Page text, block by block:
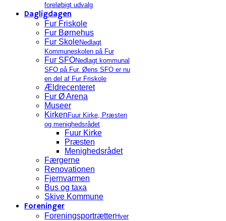
foreløbigt udvalg
Dagligdagen
Fur Friskole
Fur Børnehus
Fur SkoleNedlagt
Kommuneskolen på Fur
Fur SFONedlagt kommunal
SFO på Fur. Øens SFO er nu
en del af Fur Friskole
Ældrecenteret
Fur Ø Arena
Museer
Kirken Fuur Kirke, Præsten
og menighedsrådet
Fuur Kirke
Præsten
Menighedsrådet
Færgerne
Renovationen
Fjernvarmen
Bus og taxa
Skive Kommune
Foreninger
ForeningsportrætterHver